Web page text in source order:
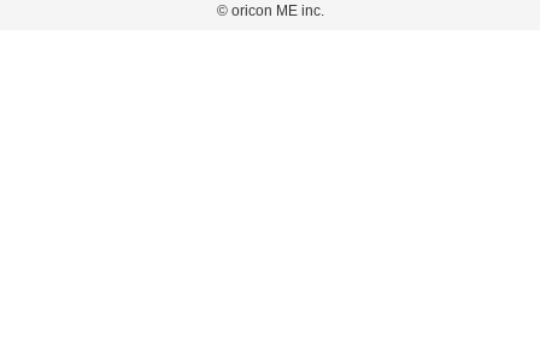
弊社の見解・ 意見ではないことをご理解いただいた上でご覧ください。
このサイトでは Cookie を使用して、ユーザーに合わせたコンテンツや広告の表示、ソー
© oricon ME inc.